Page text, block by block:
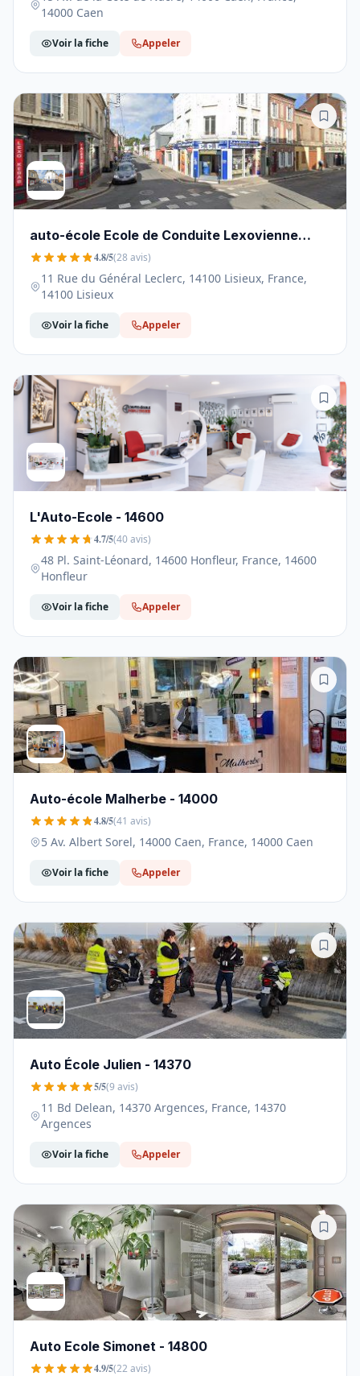
14000 Caen
Voir la fiche Appeler
auto-école Ecole de Conduite Lexovienne
E.C.L. LISIEUX - 14100
4.8/5(28 avis)
11 Rue du Général Leclerc, 14100 Lisieux, France,
14100 Lisieux
Voir la fiche Appeler
L'Auto-Ecole - 14600
4.7/5(40 avis)
48 Pl. Saint-Léonard, 14600 Honfleur, France, 14600
Honfleur
Voir la fiche Appeler
Auto-école Malherbe - 14000
4.8/5(41 avis)
5 Av. Albert Sorel, 14000 Caen, France, 14000 Caen
Voir la fiche Appeler
Auto École Julien - 14370
5/5(9 avis)
11 Bd Delean, 14370 Argences, France, 14370
Argences
Voir la fiche Appeler
Auto Ecole Simonet - 14800
4.9/5(22 avis)